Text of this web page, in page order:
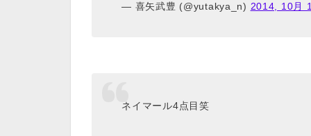
— 喜矢武豊 (@yutakya_n) 2014, 10月
ネイマール4点目笑